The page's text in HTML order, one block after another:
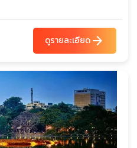
ดูรายละเอียดarrow_forward